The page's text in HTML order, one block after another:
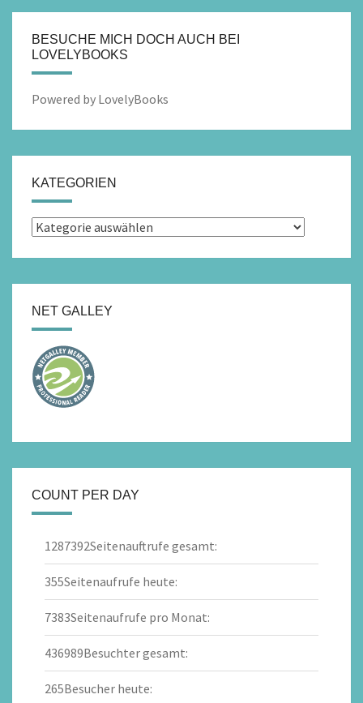
BESUCHE MICH DOCH AUCH BEI
LOVELYBOOKS
Powered by LovelyBooks
KATEGORIEN
Kategorien
NET GALLEY
COUNT PER DAY
1287392Seitenauftrufe gesamt:
355Seitenaufrufe heute:
7383Seitenaufrufe pro Monat:
436989Besuchter gesamt:
265Besucher heute: